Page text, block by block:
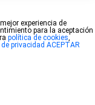
experiencia de
para la aceptación
política de cookies,
privacidad ACEPTAR